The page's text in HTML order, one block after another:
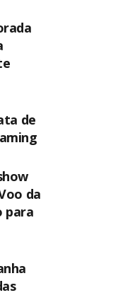
de
da
para